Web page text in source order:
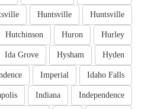
Huntsville
Huntsville
Hurley
Huron
Hutchinson
Hyden
Hysham
Ida Grove
Idaho Falls
Imperial
Independence
Indiana